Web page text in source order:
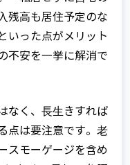
残⾼も居住予定のな
いった点がメリット
不安を⼀挙に解消で
なく、⻑⽣きすれば
点は要注意です。⽼
スモーゲージを含め